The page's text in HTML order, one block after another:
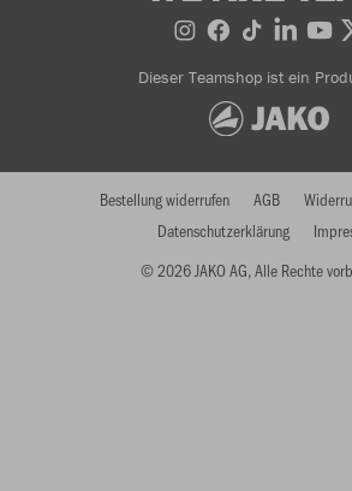
Dieser Teamshop ist ein
© 2026 JAKO AG, Alle Rechte
Bestellung widerrufen AGB
Datenschutzerklärung